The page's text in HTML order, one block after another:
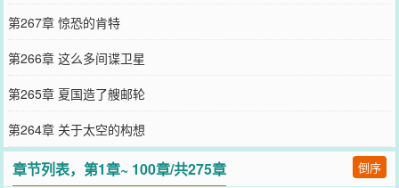
第267章 惊恐的肯特
第266章 这么多间谍卫星
第265章 夏国造了艘邮轮
第264章 关于太空的构想
章节列表，第1章~ 100章/共275章 倒序